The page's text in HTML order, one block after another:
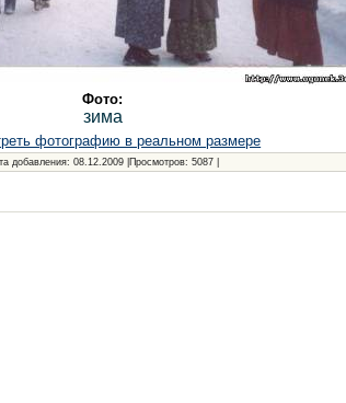
Фото:
зима
фотографию в реальном размере
добавления: 08.12.2009 | Просмотров: 5087 |